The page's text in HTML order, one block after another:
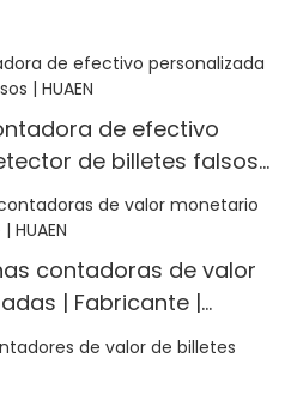
de efectivo
de billetes falsos |
contadoras de valor
| Fabricante |